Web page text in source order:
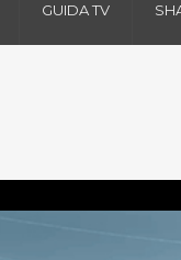
GUIDA TV